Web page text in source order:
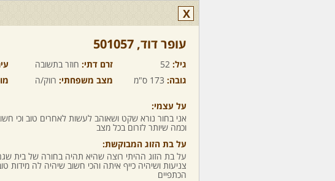
X
עופר דוד,‏ 501057
גיל: 52 זרם דתי: חוזר בתשובה
גובה: 173 ס"מ מצב משפחתי: רווק/ה
על עצמי:
אני בחור נורא שקט ושאוהב לעשות לאחרים טוב וכי
וכמה שיותר לזרום בכל מצב
על בת הזוג המבוקשת:
על בת הזוג ההיתי רוצה שהיא תהיה בחורה של בית
צניעות ושיהיה כייף איתה והכי חשוב שיהיה לה מידות
הכתפיים